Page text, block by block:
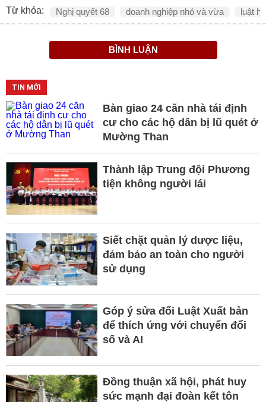
Từ khóa: Nghị quyết 68 doanh nghiệp nhỏ và vừa luật
BÌNH LUẬN
TIN MỚI
Bàn giao 24 căn nhà tái định
cư cho các hộ dân bị lũ quét ở
Mường Than
Thành lập Trung đội Phương
tiện không người lái
Siết chặt quản lý dược liệu,
đảm bảo an toàn cho người
sử dụng
Góp ý sửa đổi Luật Xuất bản
để thích ứng với chuyển đổi
số và AI
Đồng thuận xã hội, phát huy
sức mạnh đại đoàn kết tôn